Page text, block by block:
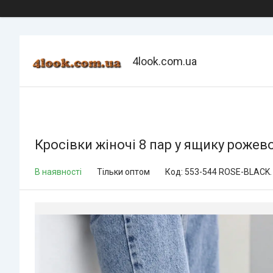
4look.com.ua
Кросівки жіночі 8 пар у ящику
В наявності Тільки оптом Код: 553-544 ROSE-BLACK.